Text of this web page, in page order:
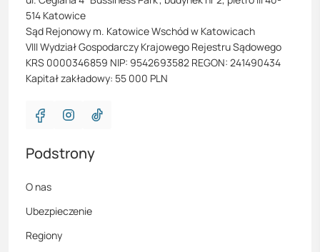
514 Katowice
Sąd Rejonowy m. Katowice Wschód w Katowicach
VIII Wydział Gospodarczy Krajowego Rejestru Sądowego
KRS 0000346859 NIP: 9542693582 REGON: 241490434
Kapitał zakładowy: 55 000 PLN
Podstrony
O nas
Ubezpieczenie
Regiony